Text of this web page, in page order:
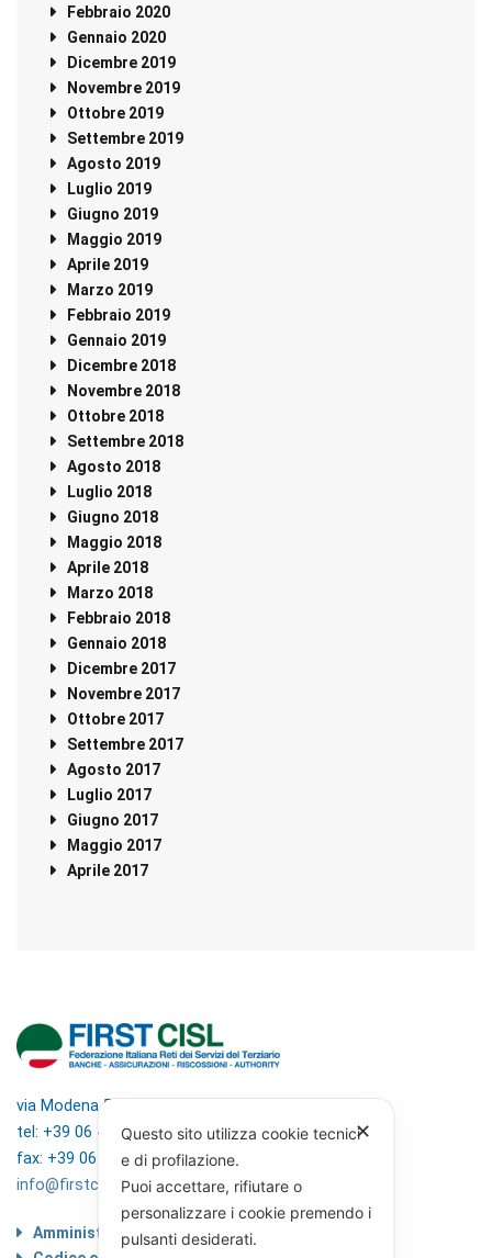
Febbraio 2020
Gennaio 2020
Dicembre 2019
Novembre 2019
Ottobre 2019
Settembre 2019
Agosto 2019
Luglio 2019
Giugno 2019
Maggio 2019
Aprile 2019
Marzo 2019
Febbraio 2019
Gennaio 2019
Dicembre 2018
Novembre 2018
Ottobre 2018
Settembre 2018
Agosto 2018
Luglio 2018
Giugno 2018
Maggio 2018
Aprile 2018
Marzo 2018
Febbraio 2018
Gennaio 2018
Dicembre 2017
Novembre 2017
Ottobre 2017
Settembre 2017
Agosto 2017
Luglio 2017
Giugno 2017
Maggio 2017
Aprile 2017
via Modena 5, 00184 Roma
tel: +39 06 4746351
fax: +39 06 4746136
info@firstcisl.it
Amministrazione trasparente
✕
Questo sito utilizza cookie tecnici
e di profilazione.
Puoi accettare, rifiutare o
personalizzare i cookie premendo i
pulsanti desiderati.